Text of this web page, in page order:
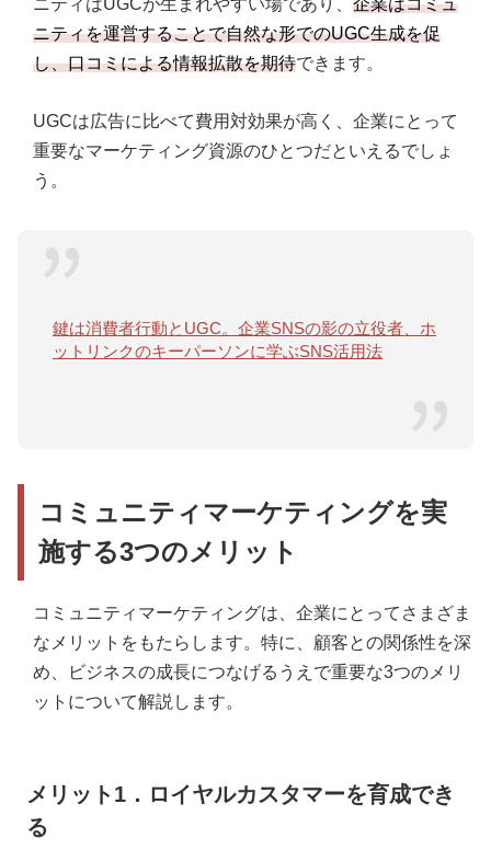
ニティを運営することで自然な形でのUGC生成を促
し、口コミによる情報拡散を期待できます。
UGCは広告に比べて費用対効果が高く、企業にとって
重要なマーケティング資源のひとつだといえるでしょ
う。
鍵は消費者行動とUGC。企業SNSの影の立役者、ホ
ットリンクのキーパーソンに学ぶSNS活用法
コミュニティマーケティングを実
施する3つのメリット
コミュニティマーケティングは、企業にとってさまざま
なメリットをもたらします。特に、顧客との関係性を深
め、ビジネスの成長につなげるうえで重要な3つのメリ
ットについて解説します。
メリット1．ロイヤルカスタマーを育成でき
る